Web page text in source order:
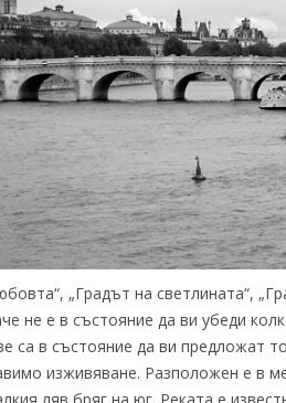
„Градът на светлината“,
не е в състояние да ви убеди
са в състояние да ви предложат
изживяване. Разположен е в